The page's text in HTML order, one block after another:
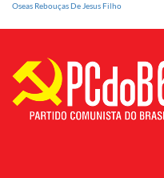
Oseas Rebouças De Jesus Filho